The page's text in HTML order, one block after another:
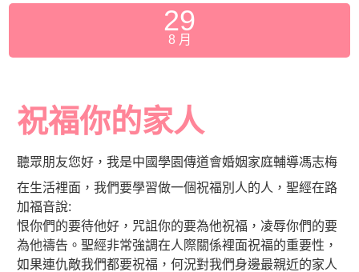
29
8 月
祝福你的家人
聽眾朋友您好，我是中國學園傳道會婚姻家庭輔導馮志梅
在生活裡面，我們要學習做一個祝福別人的人，聖經在路
加福音說:
恨你們的要待他好，咒詛你的要為他祝福，凌辱你們的要
為他禱告。聖經非常強調在人際關係裡面祝福的重要性，
如果連仇敵我們都要祝福，何況對我們身邊最親近的家人